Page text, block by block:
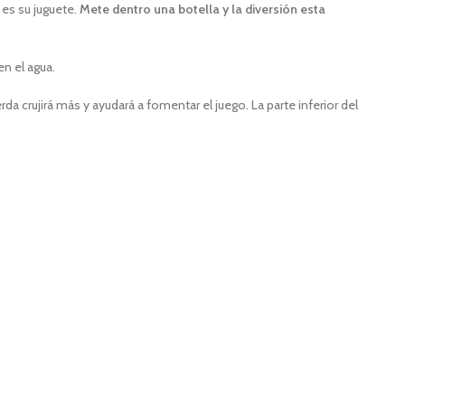
su juguete. Mete dentro una botella y la diversión esta
el agua.
crujirá más y ayudará a fomentar el juego. La parte inferior del